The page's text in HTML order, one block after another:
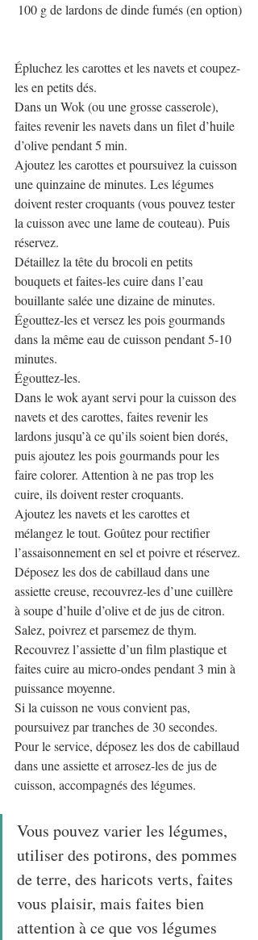
100 g de lardons de dinde fumés (en option)
Épluchez les carottes et les navets et coupez-
les en petits dés.
Dans un Wok (ou une grosse casserole),
faites revenir les navets dans un filet d’huile
d’olive pendant 5 min.
Ajoutez les carottes et poursuivez la cuisson
une quinzaine de minutes. Les légumes
doivent rester croquants (vous pouvez tester
la cuisson avec une lame de couteau). Puis
réservez.
Détaillez la tête du brocoli en petits
bouquets et faites-les cuire dans l’eau
bouillante salée une dizaine de minutes.
Égouttez-les et versez les pois gourmands
dans la même eau de cuisson pendant 5-10
minutes.
Égouttez-les.
Dans le wok ayant servi pour la cuisson des
navets et des carottes, faites revenir les
lardons jusqu’à ce qu’ils soient bien dorés,
puis ajoutez les pois gourmands pour les
faire colorer. Attention à ne pas trop les
cuire, ils doivent rester croquants.
Ajoutez les navets et les carottes et
mélangez le tout. Goûtez pour rectifier
l’assaisonnement en sel et poivre et réservez.
Déposez les dos de cabillaud dans une
assiette creuse, recouvrez-les d’une cuillère
à soupe d’huile d’olive et de jus de citron.
Salez, poivrez et parsemez de thym.
Recouvrez l’assiette d’un film plastique et
faites cuire au micro-ondes pendant 3 min à
puissance moyenne.
Si la cuisson ne vous convient pas,
poursuivez par tranches de 30 secondes.
Pour le service, déposez les dos de cabillaud
dans une assiette et arrosez-les de jus de
cuisson, accompagnés des légumes.
Vous pouvez varier les légumes,
utiliser des potirons, des pommes
de terre, des haricots verts, faites
vous plaisir, mais faites bien
attention à ce que vos légumes